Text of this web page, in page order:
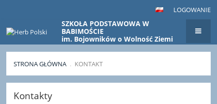
LOGOWANIE
SZKOŁA PODSTAWOWA W
BABIMOŚCIE
im. Bojowników o Wolność Ziemi
Babimojskiej
STRONA GŁÓWNA . KONTAKT
Kontakt
Kontakty